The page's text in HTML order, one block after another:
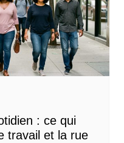
: ce qui
travail et la rue